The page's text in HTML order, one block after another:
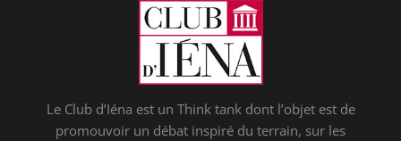
Le Club d’Iéna est un Think tank dont l’objet est de
promouvoir un débat inspiré du terrain, sur les